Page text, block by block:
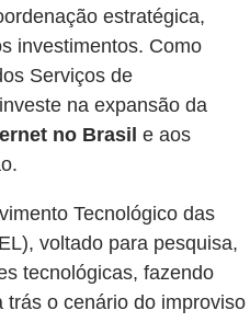
estratégica,
investimentos. Como
Serviços de
na expansão da
no Brasil e aos
Tecnológico das
voltado para pesquisa,
tecnológicas, fazendo
o cenário do improviso